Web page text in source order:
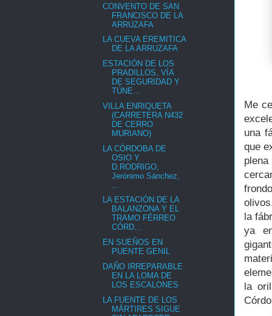
Me
una
que
la
ya
la
CONVENTO DE SAN
FRANCISCO DE LA
ARRUZAFA
LA CUEVA EREMITICA
DE LA ARRUZAFA
ESTACIÓN DE LOS
PRADILLOS, VÍA
DE SEGURIDAD Y
TÚNE...
VILLA ENRIQUETA
(CARRETERA N432
DE CERRO
MURIANO)
LA CÓRDOBA DE
OSIO Y
D.RODRIGO,
Jerónimo Sánchez,
LA ESTACIÓN DE LA
BALANZONA Y EL
TRAMO FÉRREO
CÓRD...
EN SUEÑOS EN
PUENTE GENIL
DAÑO IRREPARABLE
EN LA LOMA DE
LOS ESCALONES
LA FUENTE DE LOS
MÁRTIRES SIGUE